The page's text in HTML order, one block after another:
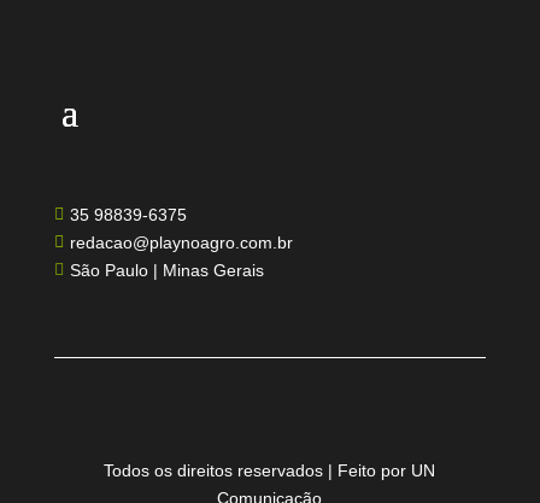
 35 98839-6375
 redacao@playnoagro.com.br
 São Paulo | Minas Gerais
Todos os direitos reservados | Feito por UN
Comunicação